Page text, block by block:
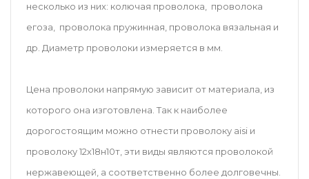
несколько из них: колючая проволока, проволока
егоза, проволока пружинная, проволока вязальная и
др. Диаметр проволоки измеряется в мм.
Цена проволоки напрямую зависит от материала, из
которого она изготовлена. Так к наиболее
дорогостоящим можно отнести проволоку aisi и
проволоку 12х18н10т, эти виды являются проволокой
нержавеющей, а соответственно более долговечны.